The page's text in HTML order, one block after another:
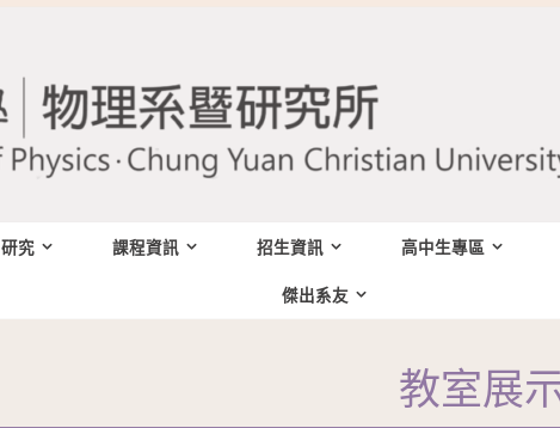
研究 課程資訊 招生資訊 高中生專區
傑出系友
教室展